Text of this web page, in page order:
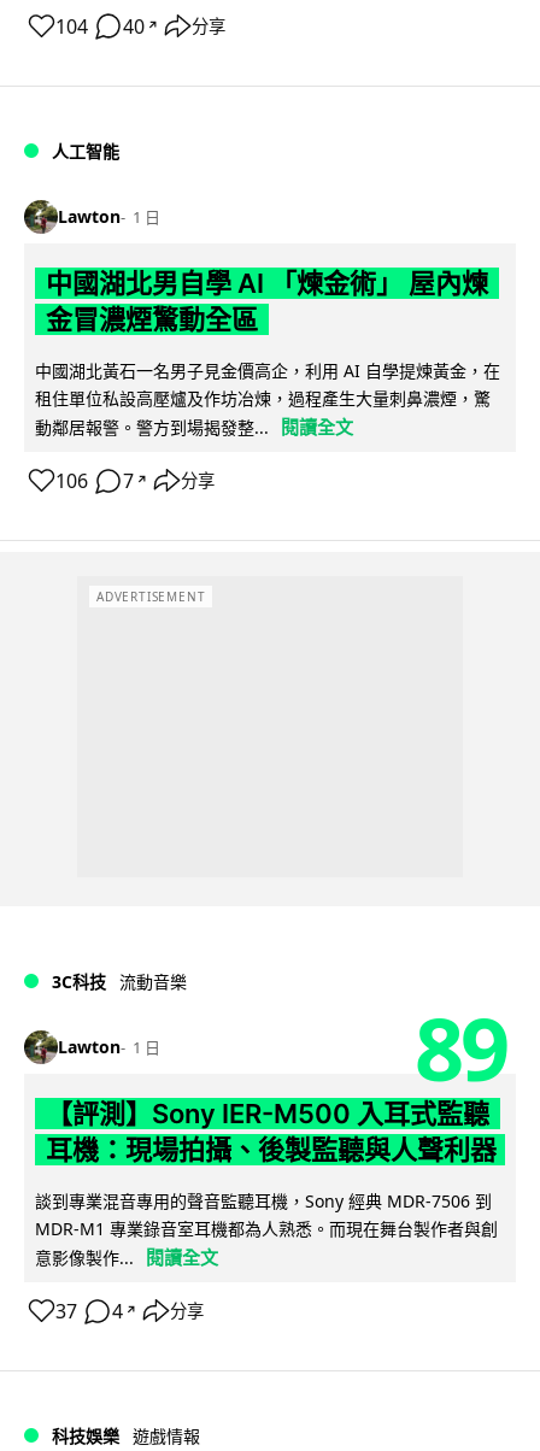
104 40 ↗ 分享
人工智能
Lawton 1 日
中國湖北男自學 AI 「煉金術」 屋內煉
金冒濃煙驚動全區
中國湖北黃石一名男子見金價高企，利用 AI 自學提煉黃金，在
租住單位私設高壓爐及作坊冶煉，過程產生大量刺鼻濃煙，驚
動鄰居報警。警方到場揭發整...
閱讀全文
106 7 ↗ 分享
ADVERTISEMENT
3C科技 流動音樂
Lawton 1 日 89
【評測】Sony IER-M500 入耳式監聽
耳機：現場拍攝、後製監聽與人聲利器
談到專業混音專用的聲音監聽耳機，Sony 經典 MDR-7506 到
MDR-M1 專業錄音室耳機都為人熟悉。而現在舞台製作者與創
意影像製作...
閱讀全文
37 4 ↗ 分享
科技娛樂 遊戲情報